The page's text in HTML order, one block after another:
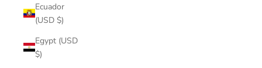
Ecuador
(USD $)
Egypt (USD
$)